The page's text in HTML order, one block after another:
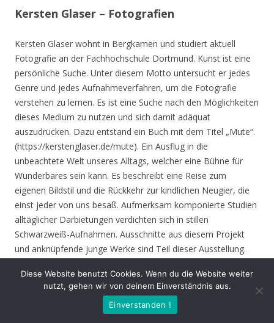
Kersten Glaser – Fotografien
Kersten Glaser wohnt in Bergkamen und studiert aktuell
Fotografie an der Fachhochschule Dortmund. Kunst ist eine
persönliche Suche. Unter diesem Motto untersucht er jedes
Genre und jedes Aufnahmeverfahren, um die Fotografie
verstehen zu lernen. Es ist eine Suche nach den Möglichkeiten
dieses Medium zu nutzen und sich damit adäquat
auszudrücken. Dazu entstand ein Buch mit dem Titel „Mute“.
(https://kerstenglaser.de/mute). Ein Ausflug in die
unbeachtete Welt unseres Alltags, welcher eine Bühne für
Wunderbares sein kann. Es beschreibt eine Reise zum
eigenen Bildstil und die Rückkehr zur kindlichen Neugier, die
einst jeder von uns besaß. Aufmerksam komponierte Studien
alltäglicher Darbietungen verdichten sich in stillen
Schwarzweiß-Aufnahmen. Ausschnitte aus diesem Projekt
und anknüpfende junge Werke sind Teil dieser Ausstellung.
Eröffnung: Donnerstag 17.06.21, 19.00 Uhr
: 17.06. – 01.08.21, geöffnet Mo. – Do. 8.30 – 16.00 Uhr,
Diese Website benutzt Cookies. Wenn du die Website weiter
nutzt, gehen wir von deinem Einverständnis aus.
Einverstanden !